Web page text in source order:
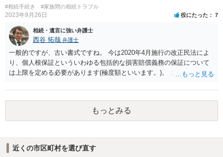
います。単に面倒臭いということで書面提出をしないということであ
れば、当該弁護士との委任関係を修了した上で、貴方のほうで書面提
出することを検討なさった方がよいでしょう。
#相続手続き #家族間の相続トラブル
2023年9月26日 役にたった 7
相続・遺言に強い弁護士
西谷 拓哉 弁護士
一般的ですが、古い書式ですね。 今は2020年4月施行の改正民法によ
り、個人根保証といういわゆる包括的な損害賠償義務の保証について
は上限を定める必要があります(極度額といいます。)。 この書式にサ
り、会社側は請求できない可能性が高そうです。
もっとみる
近くの市区町村を選び直す